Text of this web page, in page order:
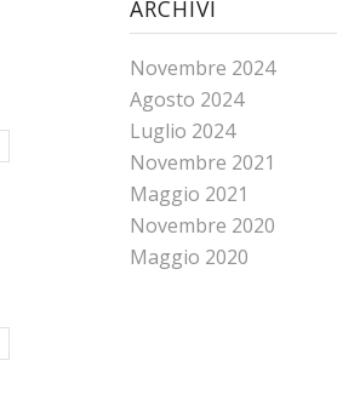
ARCHIVI
Novembre 2024
Agosto 2024
Luglio 2024
Novembre 2021
Maggio 2021
Novembre 2020
Maggio 2020